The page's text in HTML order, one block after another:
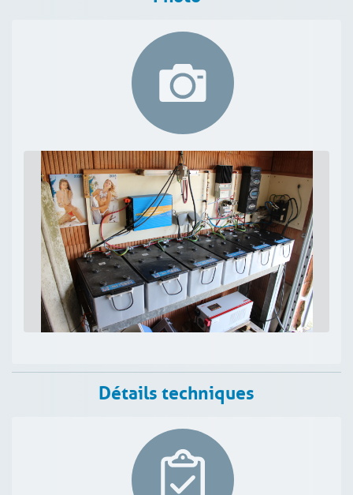
Détails techniques